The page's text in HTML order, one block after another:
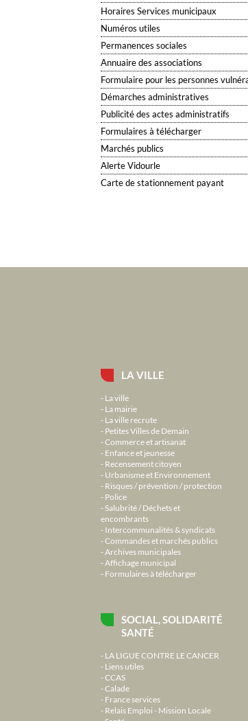
Horaires Services municipaux
Numéros utiles
Permanences sociales
Annuaire des associations
Formulaire pour les personnes
Démarches administratives
Publicité des actes administratifs
Formulaires à télécharger
Marchés publics
Alerte Vidourle
Carte de stationnement payant
LA VILLE
La ville
La mairie
La ville recrute
Petites Villes de Demain
Commerce et artisanat
Enfance et jeunesse
Recensement citoyen
Urbanisme et Environnement
Risques / prévention / protection
Police
Salubrité / Déchets et
encombrants
Intercommunalités & syndicats
Commandes et marchés publics
Archives municipales
Affichage municipal
Formulaires à télécharger
SOCIAL, SOLIDARITÉ
SANTÉ
LA LIGUE CONTRE LE CANCER
Liens utiles
CCAS
Calade
France services
Relais Emploi - Mission Locale